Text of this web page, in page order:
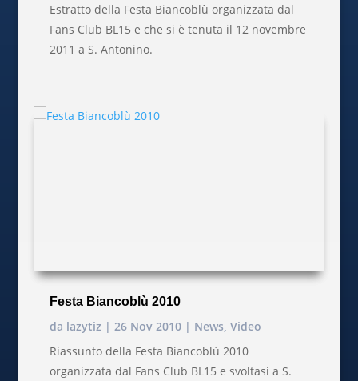
Estratto della Festa Biancoblù organizzata dal
Fans Club BL15 e che si è tenuta il 12 novembre
2011 a S. Antonino.
Festa Biancoblù 2010
da lazytiz | 26 Nov 2010| News, Video
Riassunto della Festa Biancoblù 2010
organizzata dal Fans Club BL15 e svoltasi a S.